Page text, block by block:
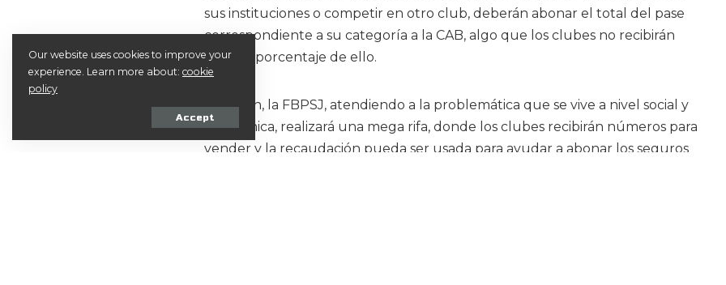
sus instituciones o competir en otro club, deberán abonar el total del pase
correspondiente a su categoría a la CAB, algo que los clubes no recibirán
ningún porcentaje de ello.
También, la FBPSJ, atendiendo a la problemática que se vive a nivel social y
económica, realizará una mega rifa, donde los clubes recibirán números para
vender y la recaudación pueda ser usada para ayudar a abonar los seguros
Our website uses cookies to improve your
experience. Learn more about: cookie
policy
Accept